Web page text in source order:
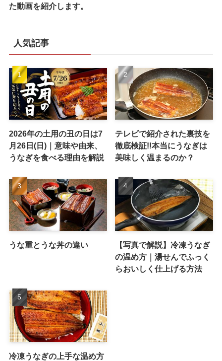
た動画を紹介します。
人気記事
2026年の土用の丑の日は7
月26日(日)｜意味や由来、
うなぎを食べる理由を解説
テレビで紹介された裏技を
徹底検証!!本当にうなぎは
美味しく温まるのか？
うな重とうな丼の違い
【写真で解説】冷凍うなぎ
の温め方｜湯せんでふっく
らおいしく仕上げる方法
冷凍うなぎの上手な温め方